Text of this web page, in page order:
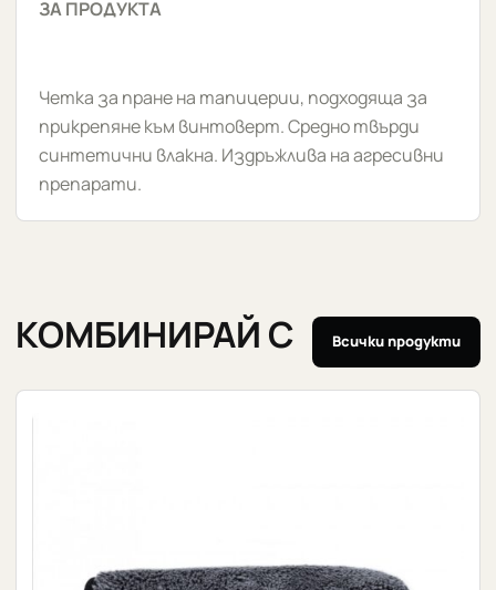
ЗА ПРОДУКТА
Четка за пране на тапицерии, подходяща за
прикрепяне към винтоверт. Средно твърди
синтетични влакна. Издръжлива на агресивни
препарати.
КОМБИНИРАЙ С Всички продукти